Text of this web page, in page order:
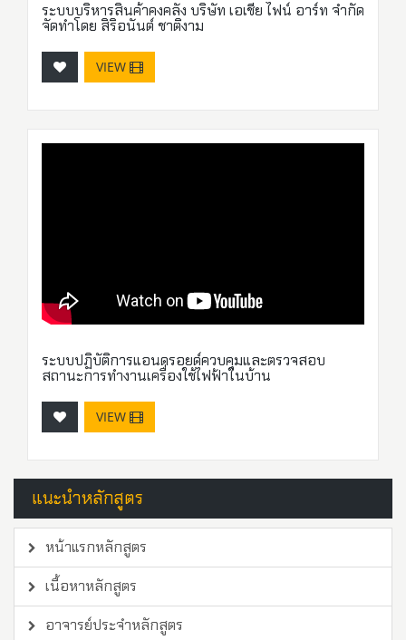
ระบบบริหารสินค้าคงคลัง บริษัท เอเชีย ไฟน์ อาร์ท จำกัด
จัดทำโดย สิริอนันต์ ชาติงาม
VIEW
ระบบปฏิบัติการแอนดรอยด์ควบคุมและตรวจสอบ
สถานะการทำงานเครื่องใช้ไฟฟ้าในบ้าน
VIEW
แนะนำหลักสูตร
หน้าแรกหลักสูตร
เนื้อหาหลักสูตร
อาจารย์ประจำหลักสูตร